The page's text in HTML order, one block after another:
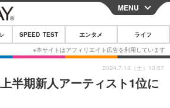
CLOSE
スマートフォン
MENU
SPEED TEST エンタメ ライフ
半期新人アーティスト1位に
2024.7.13（土）13:57